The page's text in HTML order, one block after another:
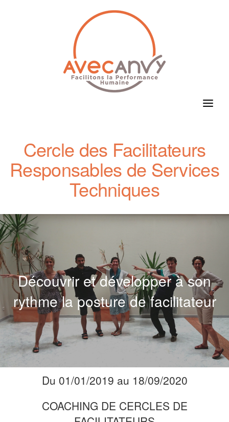
Cercle des Facilitateurs
Responsables de Services
Techniques
Découvrir et développer à son
rythme la posture de facilitateur
Du 01/01/2019 au 18/09/2020
COACHING DE CERCLES DE